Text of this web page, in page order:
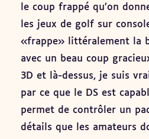
le coup frappé qu’on
les jeux de golf sur
«frappe» littéralement la
avec un beau coup
3D et là-dessus, je suis
par ce que le DS est
permet de contrôler un
détails que les amateurs